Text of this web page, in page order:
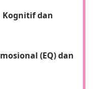
dan
(EQ) dan